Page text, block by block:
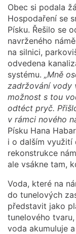
Obec si podala
Hospodaření se
Písku. Řešilo se
navrženého
na silnici,
odvedena
systému. „Mně
zadržování vody
možnost s tou
odtéct pryč.
v rámci nového
Písku Hana
i o dalším využití
rekonstrukce
ale vsákne tam,
Voda, které na
do tunelových
představit jako
tunelového
voda akumuluje